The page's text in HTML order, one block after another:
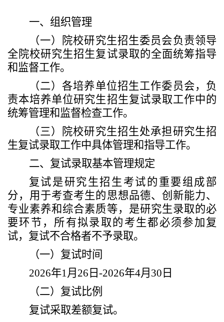
一、 组织管理
（一）
院校研究生招生委员会负责领导
全院校研究生招生复试录取的全面统筹指导
和监督工作。
（二）各培养单位招生工作委员会，负
责本培养单位研究生招生复试录取工作中的
统筹管理和监督检查工作。
（三）
院校研究生招生处承担研究生招
生复试录取工作中具体管理和指导工作。
二、 复试录取基本管理规定
复试是研究生招生考试的重要组成部
分，用于考查考生的思想品德、 创新能力、
专业素养和综合素质等，是研究生录取的必
要环节，所有拟录取的考生都必须参加复
试，复试不合格者不予录取。
（一）复试时间
2026年1月 26 日 -2026年4月 30 日
（二）复试比例
复试采取差额复试。